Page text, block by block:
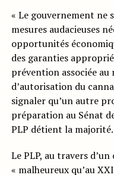
« Le gouvernement ne
mesures audacieuses
opportunités
des garanties
prévention associée
d’autorisation du
signaler qu’un autre
préparation au Sénat
PLP détient la majorité.
Le PLP, au travers
« malheureux qu’au